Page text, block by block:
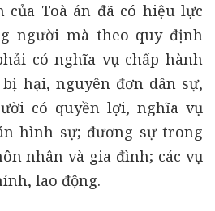
của Toà án đã có hiệu lực
người mà theo quy định
có nghĩa vụ chấp hành
hại, nguyên đơn dân sự,
có quyền lợi, nghĩa vụ
hình sự; đương sự trong
nhân và gia đình; các vụ
lao động.